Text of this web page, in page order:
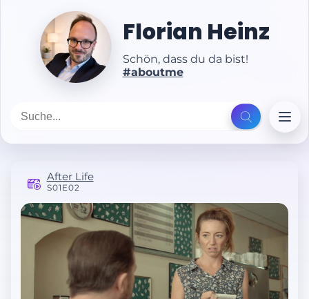
Florian Heinz
Schön, dass du da bist!
#aboutme
After Life
S01E02